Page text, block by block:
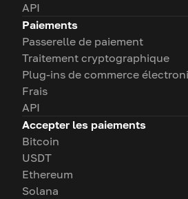
API
Paiements
Passerelle de paiement
Traitement cryptographique
Plug-ins de commerce
Frais
API
Accepter les paiements
Bitcoin
USDT
Ethereum
Solana